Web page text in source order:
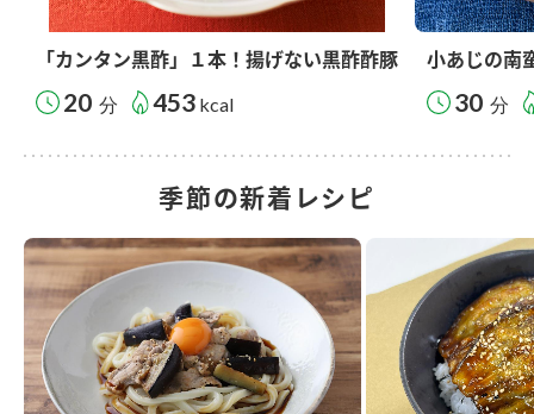
「カンタン黒酢」１本！揚げない黒酢酢豚
20 分 453 kcal
小あじの南
30 分
季節の新着レシピ